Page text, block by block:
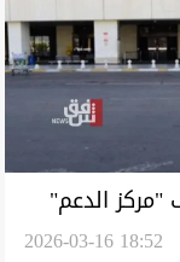
الدعم"
2026-03-16 18:52